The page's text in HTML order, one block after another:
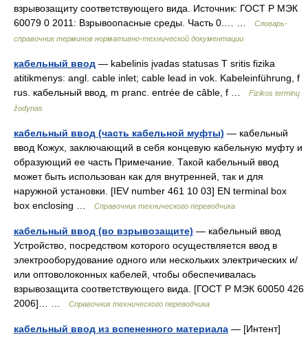
взрывозащиту соответствующего вида. Источник: ГОСТ Р МЭК
60079 0 2011: Взрывоопасные среды. Часть 0.… …
Словарь-
справочник терминов нормативно-технической документации
кабельный ввод — kabelinis įvadas statusas T sritis fizika
atitikmenys: angl. cable inlet; cable lead in vok. Kabeleinführung, f
rus. кабельный ввод, m pranc. entrée de câble, f …
Fizikos terminų
žodynas
кабельный ввод (часть кабельной муфты) — кабельный
ввод Кожух, заключающий в себя концевую кабельную муфту и
образующий ее часть Примечание. Такой кабельный ввод
может быть использован как для внутренней, так и для
наружной установки. [IEV number 461 10 03] EN terminal box
box enclosing …
Справочник технического переводчика
кабельный ввод (во взрывозащите) — кабельный ввод
Устройство, посредством которого осуществляется ввод в
электрооборудование одного или нескольких электрических и/
или оптоволоконных кабелей, чтобы обеспечивалась
взрывозащита соответствующего вида. [ГОСТ Р МЭК 60050 426
2006]… …
Справочник технического переводчика
кабельный ввод из вспененного материала — [Интент]